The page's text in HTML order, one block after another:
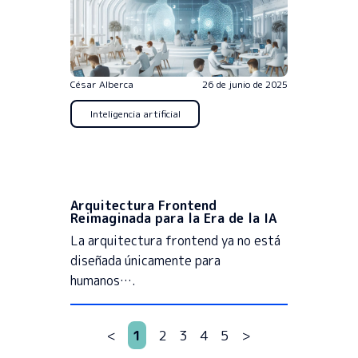
César Alberca 26 de junio de 2025
Inteligencia artificial
Arquitectura Frontend
Reimaginada para la Era de la IA
La arquitectura frontend ya no está
diseñada únicamente para
humanos….
< 1 2 3 4 5 >